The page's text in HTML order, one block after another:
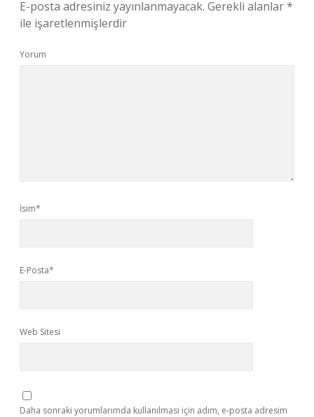
E-posta adresiniz yayınlanmayacak. Gerekli alanlar*
ile işaretlenmişlerdir
Yorum
İsim*
E-Posta*
Web Sitesi
Daha sonraki yorumlarımda kullanılması için adım, e-posta adresim